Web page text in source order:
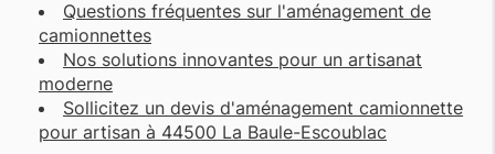
Questions fréquentes sur l'aménagement de
camionnettes
Nos solutions innovantes pour un artisanat
moderne
Sollicitez un devis d'aménagement camionnette
pour artisan à 44500 La Baule-Escoublac